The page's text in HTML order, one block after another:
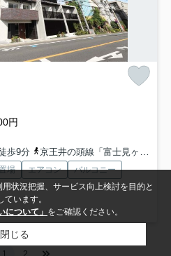
円
歩9分
京王井の頭線「富士見ヶ丘」駅 徒歩18分
場 エアコン
バルコニー
1 2
状況把握、サービス向上検討を目的と
います。
について」 をご確認ください。
閉じる